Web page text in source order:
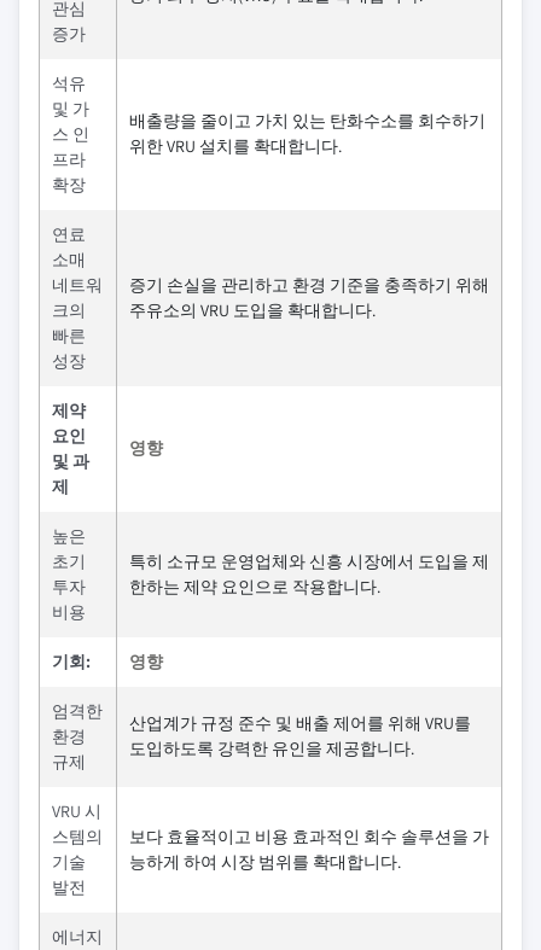
관심
증가
석유
및 가
스 인
프라
확장
배출량을 줄이고 가치 있는 탄화수소를 회수하기
위한 VRU 설치를 확대합니다.
연료
소매
네트워
크의
빠른
성장
증기 손실을 관리하고 환경 기준을 충족하기 위해
주유소의 VRU 도입을 확대합니다.
제약
요인
및 과
제
영향
높은
초기
투자
비용
특히 소규모 운영업체와 신흥 시장에서 도입을 제
한하는 제약 요인으로 작용합니다.
기회: 영향
엄격한
환경
규제
산업계가 규정 준수 및 배출 제어를 위해 VRU를
도입하도록 강력한 유인을 제공합니다.
VRU 시
스템의
기술
발전
보다 효율적이고 비용 효과적인 회수 솔루션을 가
능하게 하여 시장 범위를 확대합니다.
에너지